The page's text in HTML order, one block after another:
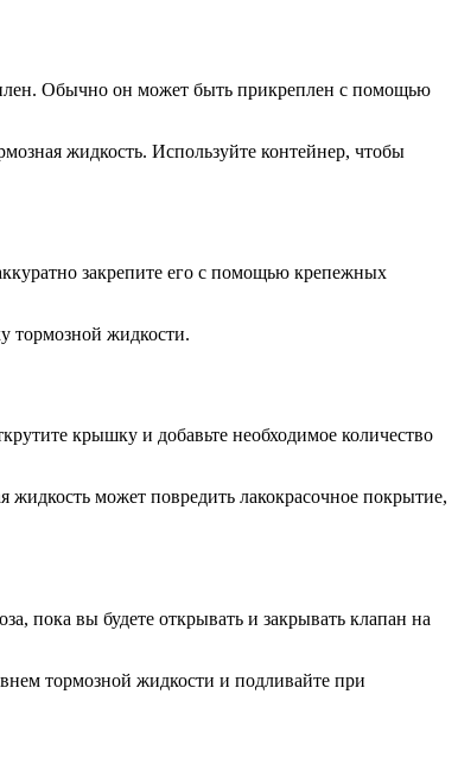
Обычно он может быть прикреплен с помощью
жидкость. Используйте контейнер, чтобы
закрепите его с помощью крепежных
тормозной жидкости.
крышку и добавьте необходимое количество
жидкость может повредить лакокрасочное покрытие,
пока вы будете открывать и закрывать клапан на
тормозной жидкости и подливайте при